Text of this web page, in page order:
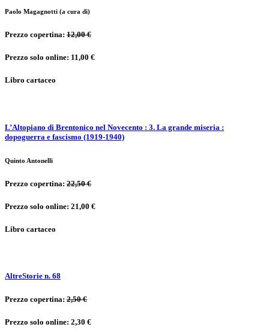
Paolo Magagnotti (a cura di)
Prezzo copertina: 12,00 €
Prezzo solo online: 11,00 €
Libro cartaceo
L’Altopiano di Brentonico nel Novecento : 3. La grande miseria :
dopoguerra e fascismo (1919-1940)
Quinto Antonelli
Prezzo copertina: 22,50 €
Prezzo solo online: 21,00 €
Libro cartaceo
AltreStorie n. 68
Prezzo copertina: 2,50 €
Prezzo solo online: 2,30 €